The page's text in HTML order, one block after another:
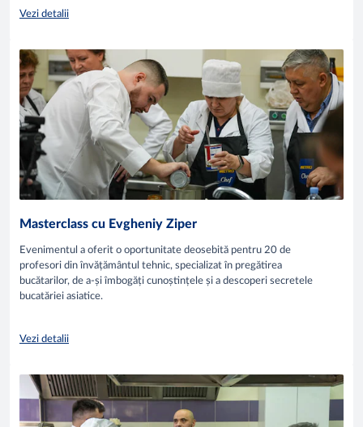
Vezi detalii
Masterclass cu Evgheniy Ziper
Evenimentul a oferit o oportunitate deosebită pentru 20 de
profesori din învățământul tehnic, specializat în pregătirea
bucătarilor, de a-și îmbogăți cunoștințele și a descoperi secretele
bucatăriei asiatice.
Vezi detalii